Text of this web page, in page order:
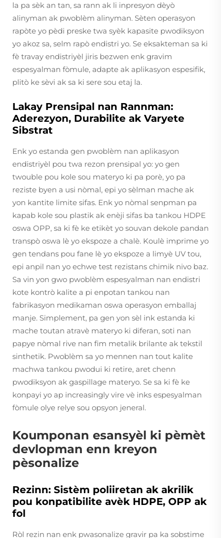
la pa sèk an tan, sa rann ak li inpresyon dèyò
alinyman ak pwoblèm alinyman. Sèten operasyon
rapòte yo pèdi preske twa syèk kapasite pwodiksyon
yo akoz sa, selm rapò endistri yo. Se eksakteman sa ki
fè travay endistriyèl jiris bezwen enk gravim
espesyalman fòmule, adapte ak aplikasyon espesifik,
plitò ke sèvi ak sa ki sere sou etaj la.
Lakay Prensipal nan Rannman:
Aderezyon, Durabilite ak Varyete
Sibstrat
Enk yo estanda gen pwoblèm nan aplikasyon
endistriyèl pou twa rezon prensipal yo: yo gen
twouble pou kole sou materyo ki pa porè, yo pa
reziste byen a usi nòmal, epi yo sèlman mache ak
yon kantite limite sifas. Enk yo nòmal senpman pa
kapab kole sou plastik ak enèji sifas ba tankou HDPE
oswa OPP, sa ki fè ke etikèt yo souvan dekole pandan
transpò oswa lè yo ekspoze a chalè. Koulè imprime yo
gen tendans pou fane lè yo ekspoze a limyè UV tou,
epi anpil nan yo echwe test rezistans chimik nivo baz.
Sa vin yon gwo pwoblèm espesyalman nan endistri
kote kontrò kalite a pi enpotan tankou nan
fabrikasyon medikaman oswa operasyon emballaj
manje. Simplement, pa gen yon sèl ink estanda ki
mache toutan atravè materyo ki diferan, soti nan
papye nòmal rive nan fim metalik brilante ak tekstil
sinthetik. Pwoblèm sa yo mennen nan tout kalite
machwa tankou pwodui ki retire, aret chenn
pwodiksyon ak gaspillage materyo. Se sa ki fè ke
konpayi yo ap increasingly vire vè inks espesyalman
fòmule olye relye sou opsyon jeneral.
Koumponan esansyèl ki pèmèt
devlopman enn kreyon
pèsonalize
Rezinn: Sistèm poliiretan ak akrilik
pou konpatibilite avèk HDPE, OPP ak
fol
Ròl rezin nan enk pwasonalize gravir pa ka sobstime